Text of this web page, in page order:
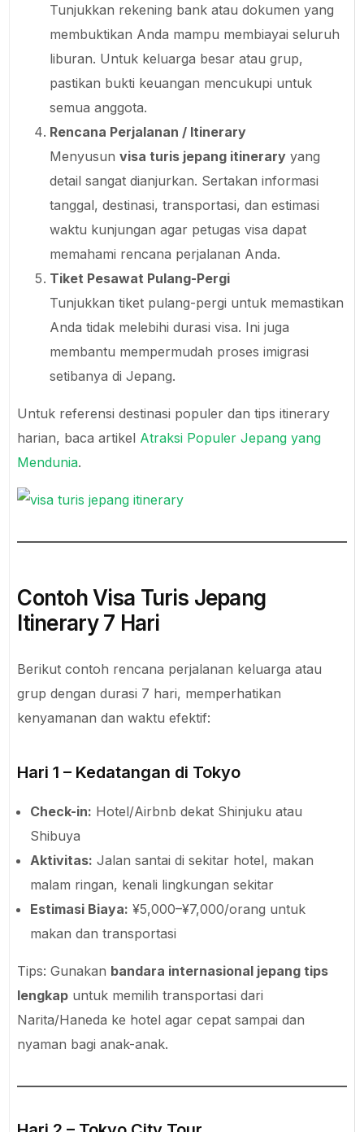
Tunjukkan rekening bank atau dokumen yang
membuktikan Anda mampu membiayai seluruh
liburan. Untuk keluarga besar atau grup,
pastikan bukti keuangan mencukupi untuk
semua anggota.
Rencana Perjalanan / Itinerary
Menyusunvisa turis jepang itinerary yang
detail sangat dianjurkan. Sertakan informasi
tanggal, destinasi, transportasi, dan estimasi
waktu kunjungan agar petugas visa dapat
memahami rencana perjalanan Anda.
Tiket Pesawat Pulang-Pergi
Tunjukkan tiket pulang-pergi untuk memastikan
Anda tidak melebihi durasi visa. Ini juga
membantu mempermudah proses imigrasi
setibanya di Jepang.
Untuk referensi destinasi populer dan tips itinerary
harian, baca artikel Atraksi Populer Jepang yang
Mendunia.
Contoh Visa Turis Jepang
Itinerary 7 Hari
Berikut contoh rencana perjalanan keluarga atau
grup dengan durasi 7 hari, memperhatikan
kenyamanan dan waktu efektif:
Hari 1 – Kedatangan di Tokyo
Check-in: Hotel/Airbnb dekat Shinjuku atau
Shibuya
Aktivitas: Jalan santai di sekitar hotel, makan
malam ringan, kenali lingkungan sekitar
Estimasi Biaya: ¥5,000–¥7,000/orang untuk
makan dan transportasi
Tips: Gunakan bandara internasional jepang tips
lengkap untuk memilih transportasi dari
Narita/Haneda ke hotel agar cepat sampai dan
nyaman bagi anak-anak.